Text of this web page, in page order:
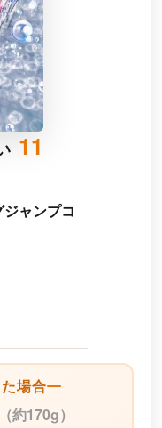
11
ャンプコ
場合
（約170g）